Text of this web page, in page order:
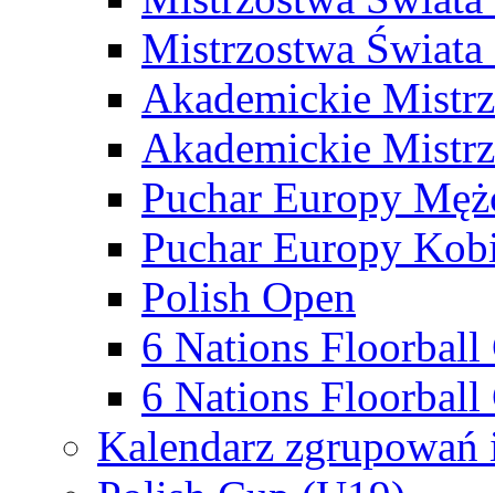
Mistrzostwa
Akademickie
Akademickie
Puchar Europy
Puchar Europy
Polish Open
6 Nations Floorball
6 Nations Floorball
Kalendarz